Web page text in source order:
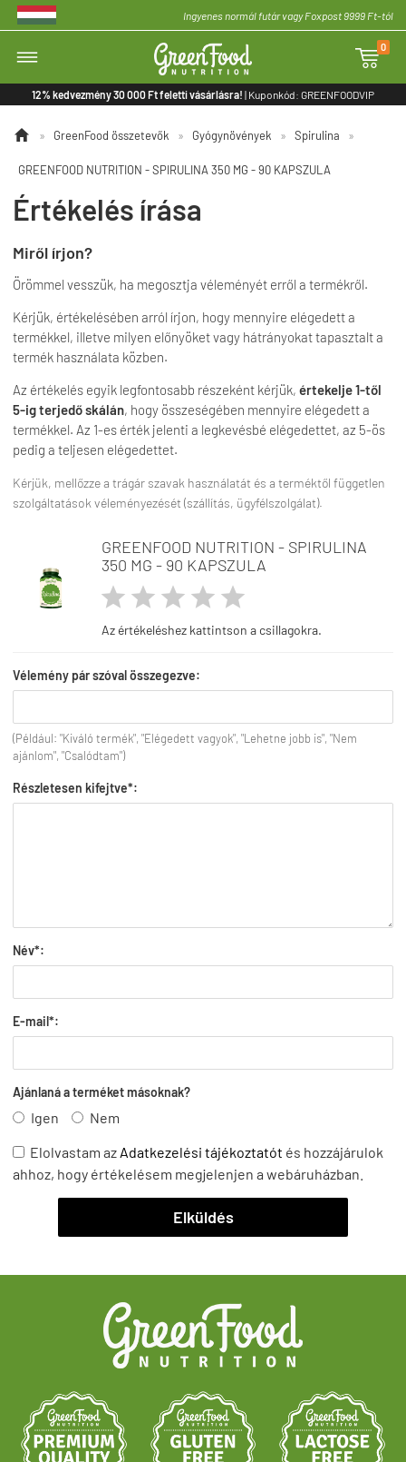
Ingyenes normál futár vagy Foxpost 9999 Ft-tól

0
12% kedvezmény 30 000 Ft feletti vásárlásra! | Kuponkód: GREENFOODVIP
 » GreenFood összetevők » Gyógynövények » Spirulina »
GREENFOOD NUTRITION - SPIRULINA 350 MG - 90 KAPSZULA
Értékelés írása
Miről írjon?
Örömmel vesszük, ha megosztja véleményét erről a termékről.
Kérjük, értékelésében arról írjon, hogy mennyire elégedett a
termékkel, illetve milyen előnyöket vagy hátrányokat tapasztalt a
termék használata közben.
Az értékelés egyik legfontosabb részeként kérjük, értekelje 1-től
5-ig terjedő skálán, hogy összeségében mennyire elégedett a
termékkel. Az 1-es érték jelenti a legkevésbé elégedettet, az 5-ös
pedig a teljesen elégedettet.
Kérjük, mellőzze a trágár szavak használatát és a terméktől független
szolgáltatások véleményezését (szállítás, ügyfélszolgálat).
GREENFOOD NUTRITION - SPIRULINA
350 MG - 90 KAPSZULA
    
Az értékeléshez kattintson a csillagokra.
Vélemény pár szóval összegezve:
(Például: "Kiváló termék", "Elégedett vagyok", "Lehetne jobb is", "Nem
ajánlom", "Csalódtam")
Részletesen kifejtve*:
Név*:
E-mail*:
Ajánlaná a terméket másoknak?
Igen
Nem
Elolvastam az Adatkezelési tájékoztatót és hozzájárulok
ahhoz, hogy értékelésem megjelenjen a webáruházban.
Elküldés